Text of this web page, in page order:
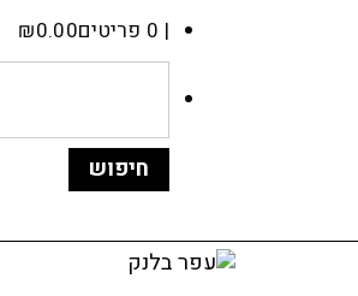
0 פריטים
₪0.00